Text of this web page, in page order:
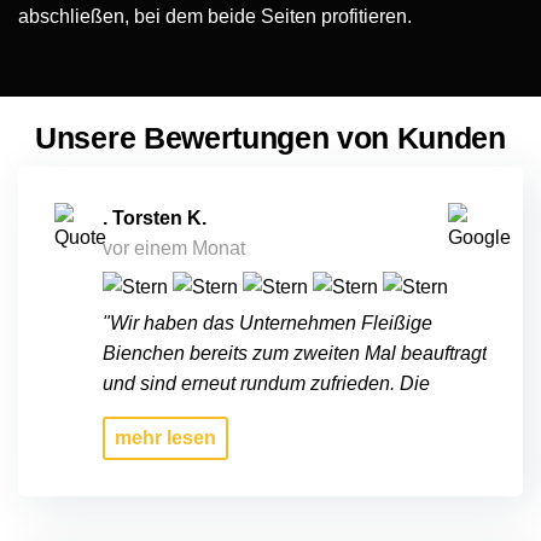
abschließen, bei dem beide Seiten profitieren.
Unsere Bewertungen von Kunden
. Torsten K.
vor einem Monat
"Wir haben das Unternehmen Fleißige
Bienchen bereits zum zweiten Mal beauftragt
und sind erneut rundum zufrieden. Die
Arbeiten wurden zuverlässig, schnell und
professionell ausgeführt. Besonders
mehr lesen